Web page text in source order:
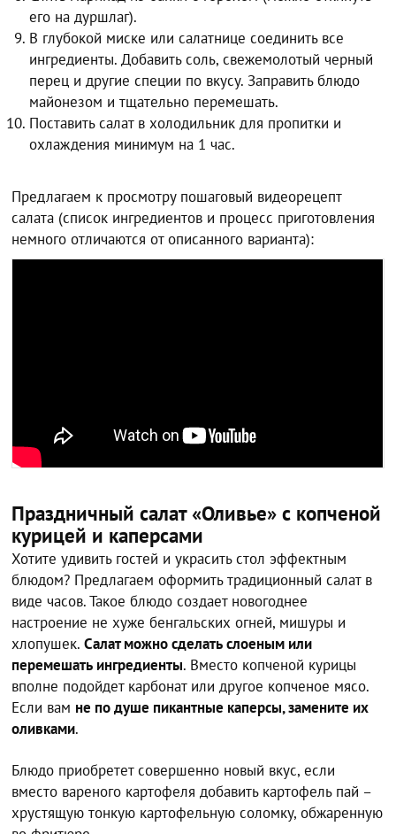
его на дуршлаг).
В глубокой миске или салатнице соединить все
ингредиенты. Добавить соль, свежемолотый черный
перец и другие специи по вкусу. Заправить блюдо
майонезом и тщательно перемешать.
Поставить салат в холодильник для пропитки и
охлаждения минимум на 1 час.
Предлагаем к просмотру пошаговый видеорецепт
салата (список ингредиентов и процесс приготовления
немного отличаются от описанного варианта):
Праздничный салат «Оливье» с копченой
курицей и каперсами
Хотите удивить гостей и украсить стол эффектным
блюдом? Предлагаем оформить традиционный салат в
виде часов. Такое блюдо создает новогоднее
настроение не хуже бенгальских огней, мишуры и
хлопушек.Салат можно сделать слоеным или
перемешать ингредиенты. Вместо копченой курицы
вполне подойдет карбонат или другое копченое мясо.
Если вам не по душе пикантные каперсы, замените их
оливками.
Блюдо приобретет совершенно новый вкус, если
вместо вареного картофеля добавить картофель пай –
хрустящую тонкую картофельную соломку, обжаренную